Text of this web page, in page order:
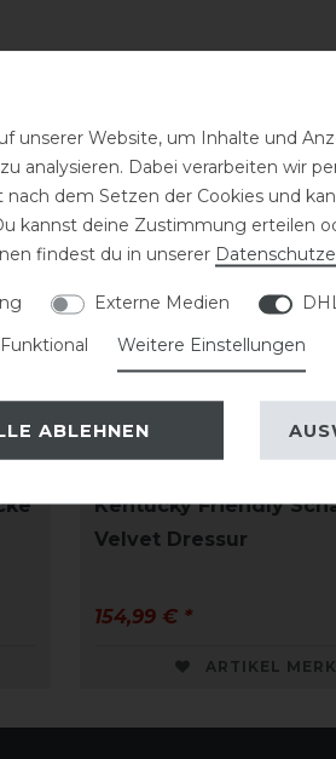
Kentucky Friendly
Velvet Dressur
154,99 € *
ARTIKEL
unserer Website, um Inhalte und
analysieren. Dabei verarbeiten wir
dem Setzen der Cookies und
kannst deine Zustimmung erteilen
findest du in unserer
Externe Medien
Funktional Weitere Einstellungen
ABLEHNEN